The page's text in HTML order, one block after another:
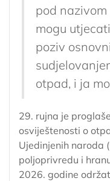
pod
mogu
poziv
otpad, i ja
29. rujna je
osviještenosti o
Ujedinjenih naroda
poljoprivredu i
2026. godine